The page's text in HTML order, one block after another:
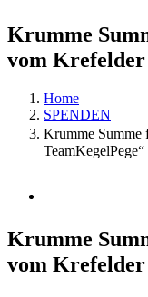
Krumme
vom Krefelder
Home
SPENDEN
Krumme
TeamKegelPege“
Krumme
vom Krefelder